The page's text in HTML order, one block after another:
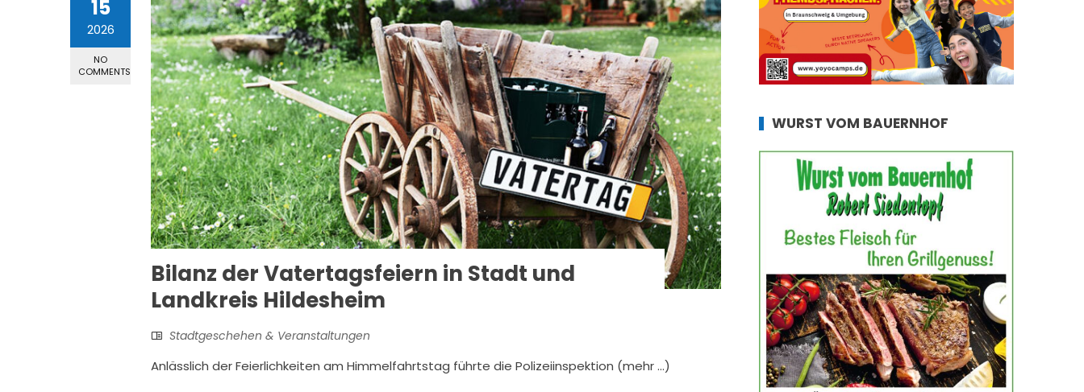
15
2026
NO
COMMENTS
Bilanz der Vatertagsfeiern in Stadt und
Landkreis Hildesheim
Stadtgeschehen & Veranstaltungen
Anlässlich der Feierlichkeiten am Himmelfahrtstag führte die Polizeiinspektion (mehr …)
WURST VOM BAUERNHOF